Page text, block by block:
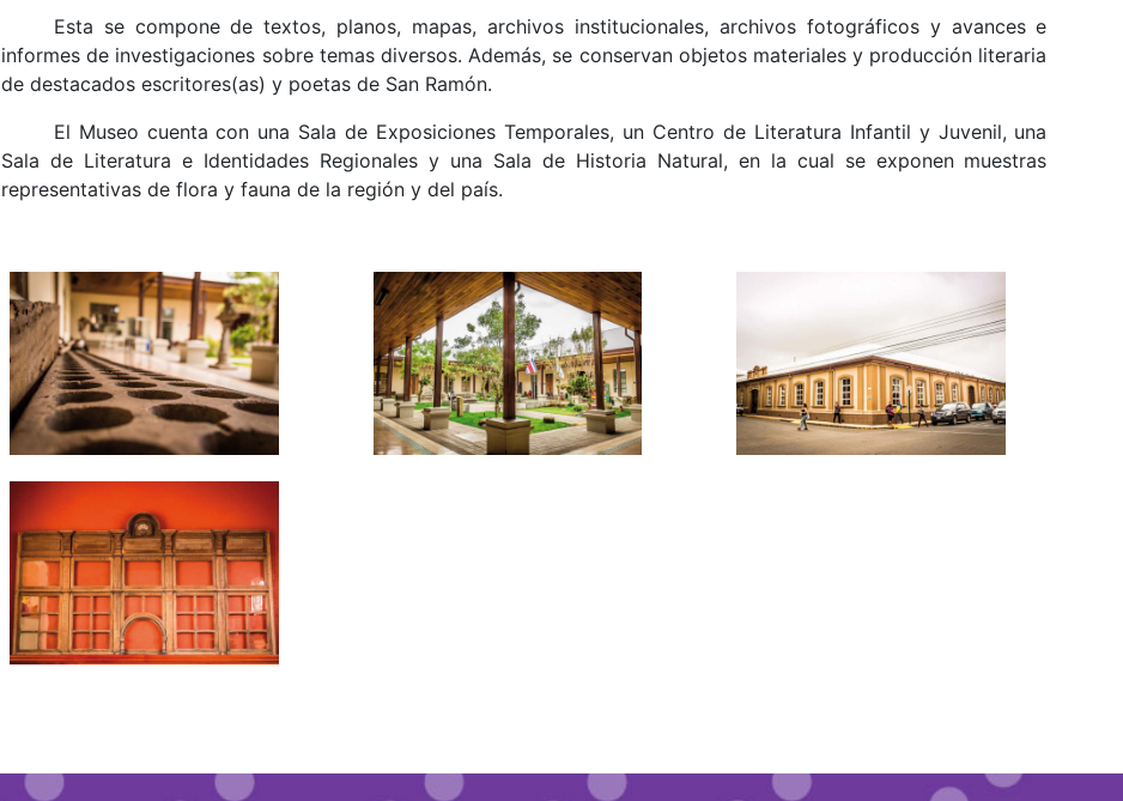
Esta se compone de textos, planos, mapas, archivos institucionales, archivos fotográficos y avances e
informes de investigaciones sobre temas diversos. Además, se conservan objetos materiales y producción literaria
de destacados escritores(as) y poetas de San Ramón.
El Museo cuenta con una Sala de Exposiciones Temporales, un Centro de Literatura Infantil y Juvenil, una
Sala de Literatura e Identidades Regionales y una Sala de Historia Natural, en la cual se exponen muestras
representativas de flora y fauna de la región y del país.